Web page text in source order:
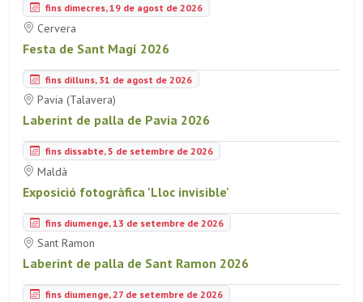
fins dimecres, 19 de agost de 2026
Cervera
Festa de Sant Magí 2026
fins dilluns, 31 de agost de 2026
Pavia (Talavera)
Laberint de palla de Pavia 2026
fins dissabte, 5 de setembre de 2026
Maldà
Exposició fotogràfica 'Lloc invisible'
fins diumenge, 13 de setembre de 2026
Sant Ramon
Laberint de palla de Sant Ramon 2026
fins diumenge, 27 de setembre de 2026